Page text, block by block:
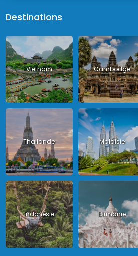
Destinations
Vietnam Cambodge
Thailande Malaisie
Indonésie Birmanie